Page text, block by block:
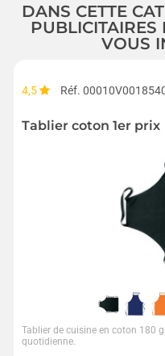
DANS CETTE
PUBLICITAIRES
VOUS
4,5 Réf.
Tablier coton 1er prix
Tablier de cuisine en coton 180
quotidienne.